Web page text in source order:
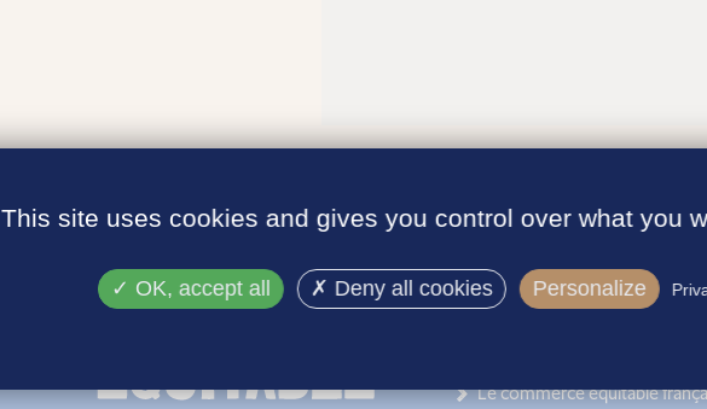
Le commerce équitable
This site uses cookies and gives you control over what you
OK, accept all Deny all cookies Personalize